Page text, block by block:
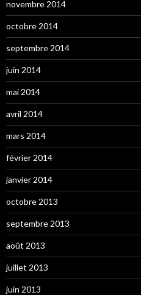
novembre 2014
octobre 2014
septembre 2014
juin 2014
mai 2014
avril 2014
mars 2014
février 2014
janvier 2014
octobre 2013
septembre 2013
août 2013
juillet 2013
juin 2013